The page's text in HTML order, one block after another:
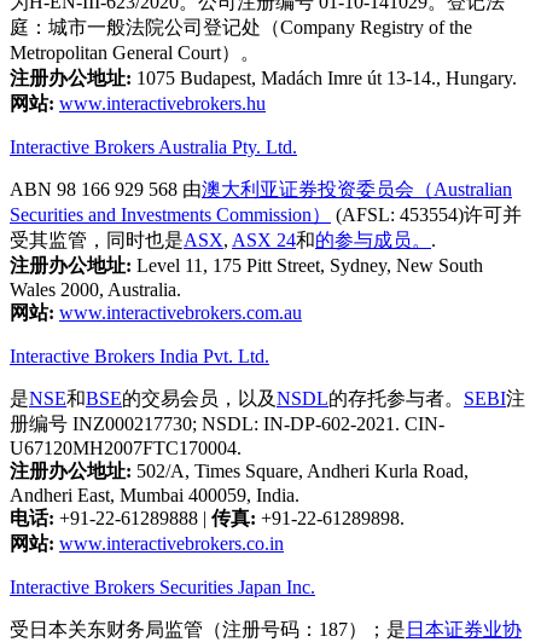
庭：城市一般法院公司登记处（Company Registry of the
Metropolitan General Court）。
注册办公地址: 1075 Budapest, Madách Imre út 13-14., Hungary.
网站: www.interactivebrokers.hu
Interactive Brokers Australia Pty. Ltd.
ABN 98 166 929 568 由澳大利亚证券投资委员会（Australian
Securities and Investments Commission）
(AFSL: 453554)许可并
受其监管，同时也是ASX, ASX 24和的参与成员。 .
注册办公地址: Level 11, 175 Pitt Street, Sydney, New South
Wales 2000, Australia.
网站: www.interactivebrokers.com.au
Interactive Brokers India Pvt. Ltd.
是NSE和BSE的交易会员，以及NSDL的存托参与者。 SEBI注
册编号 INZ000217730; NSDL: IN-DP-602-2021. CIN-
U67120MH2007FTC170004.
注册办公地址: 502/A, Times Square, Andheri Kurla Road,
Andheri East, Mumbai 400059, India.
电话: +91-22-61289888 | 传真: +91-22-61289898.
网站: www.interactivebrokers.co.in
Interactive Brokers Securities Japan Inc.
受日本关东财务局监管（注册号码：187）；是 日本证券业协